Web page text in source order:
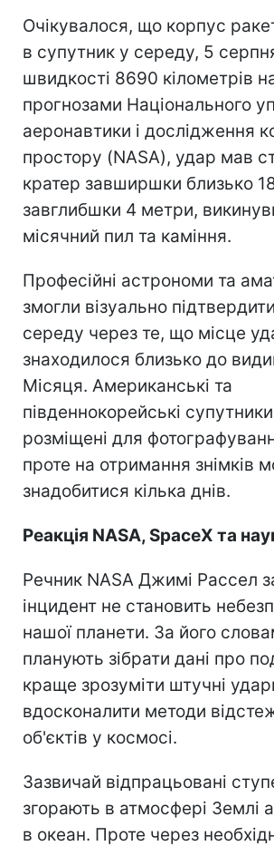
Очікувалося, що корпус
в супутник у середу, 5
швидкості 8690 кілометрів
прогнозами Національного
аеронавтики і дослідження
простору (NASA), удар мав
кратер завширшки близько
завглибшки 4 метри,
місячний пил та каміння.
Професійні астрономи та
змогли візуально
середу через те, що місце
знаходилося близько до
Місяця. Американські та
південнокорейські
розміщені для
проте на отримання знімків
знадобитися кілька днів.
Реакція NASA, SpaceX та
Речник NASA Джимі Рассел
інцидент не становить
нашої планети. За його
планують зібрати дані про
краще зрозуміти штучні
вдосконалити методи
об'єктів у космосі.
Зазвичай відпрацьовані
згорають в атмосфері Землі
в океан. Проте через